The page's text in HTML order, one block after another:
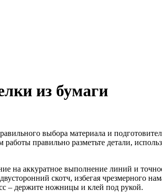
из бумаги
выбора материала и
правильно разметьте детали,
аккуратное выполнение линий и точное
скотч, избегая чрезмерного
– держите ножницы и клей под рукой.